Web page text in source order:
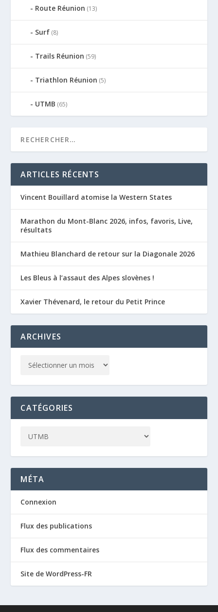
Route Réunion (13)
Surf (8)
Trails Réunion (59)
Triathlon Réunion (5)
UTMB (65)
ARTICLES RÉCENTS
Vincent Bouillard atomise la Western States
Marathon du Mont-Blanc 2026, infos, favoris, Live,
résultats
Mathieu Blanchard de retour sur la Diagonale 2026
Les Bleus à l’assaut des Alpes slovènes !
Xavier Thévenard, le retour du Petit Prince
ARCHIVES
CATÉGORIES
MÉTA
Connexion
Flux des publications
Flux des commentaires
Site de WordPress-FR